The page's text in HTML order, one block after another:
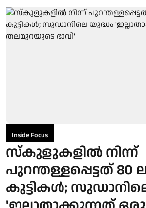
Inside Focus
സ്‌കുളുകളില്‍ നിന്ന്
പുറന്തള്ളപ്പെട്ടത് 80
കുട്ടികള്‍;